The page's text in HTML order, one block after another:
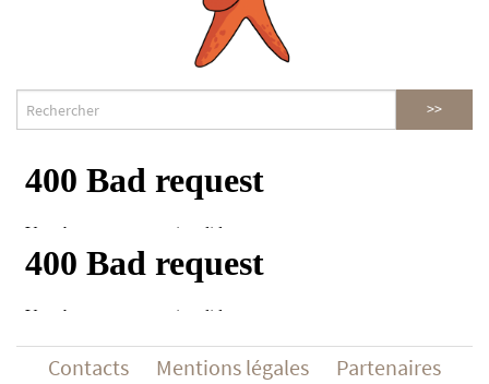
Contacts Mentions légales Partenaires